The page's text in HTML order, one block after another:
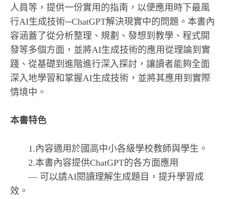
人員等，提供一份實用的指南，以便應用時下最風
行AI生成技術─ChatGPT解決現實中的問題。本書內
容涵蓋了從分析整理、規劃、發想到教學、程式開
發等多個方面，並將AI生成技術的應用從理論到實
踐、從基礎到進階進行深入探討，讓讀者能夠全面
深入地學習和掌握AI生成技術，並將其應用到實際
情境中。
本書特色
1.內容適用於國高中小各級學校教師與學生。
2.本書內容提供ChatGPT的各方面應用
— 可以請AI閱讀理解生成題目，提升學習成
效。